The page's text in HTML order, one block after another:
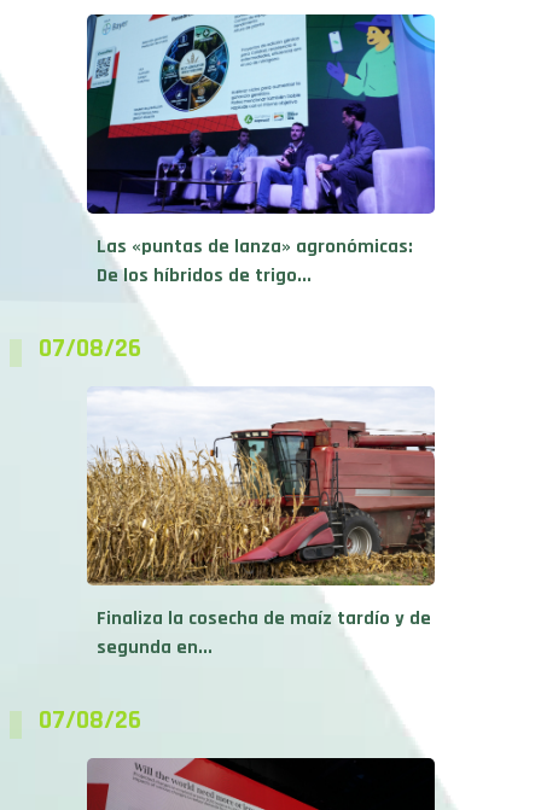
Las «puntas de lanza» agronómicas:
De los híbridos de trigo...
07/08/26
Finaliza la cosecha de maíz tardío y de
segunda en...
07/08/26